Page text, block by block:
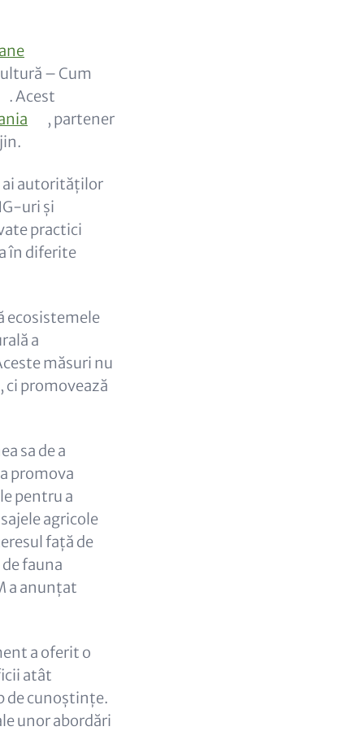
– Cum
. Acest
, partener
ai autorităților
uri și
practici
în diferite
ecosistemele
a
măsuri nu
ci promovează
sa de a
promova
pentru a
agricole
față de
fauna
a anunțat
a oferit o
atât
de cunoștințe.
unor abordări